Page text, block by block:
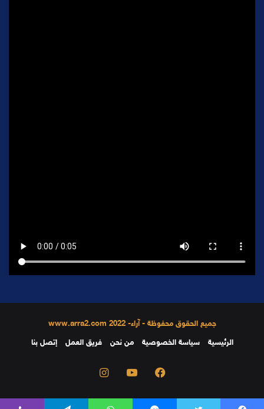
جميع الحقوق محفوظة - آراء- 2022 www.arra2.com
الرئيسية
سياسة الخصوصية من نحن فريق العمل إتصل بنا
فيسبوك يوتيوب